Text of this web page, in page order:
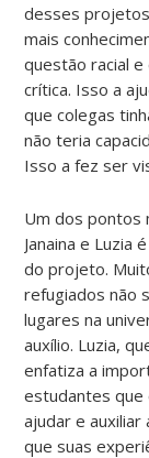
desses
mais
questão racial
crítica. Isso a
que colegas
não teria
Isso a fez ser
Um dos pontos
Janaina e Luzia
do projeto.
refugiados não
lugares na
auxílio. Luzia,
enfatiza a
estudantes que
ajudar e
que suas